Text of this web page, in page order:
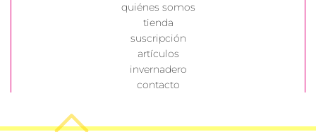
quiénes somos
tienda
suscripción
artículos
invernadero
contacto